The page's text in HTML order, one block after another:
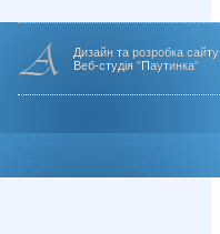
Дизайн та розробка сайту
Веб-студія "Паутинка"